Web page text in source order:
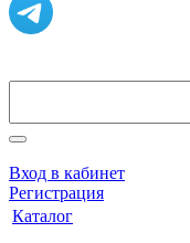
Вход в кабинет
Регистрация
Каталог